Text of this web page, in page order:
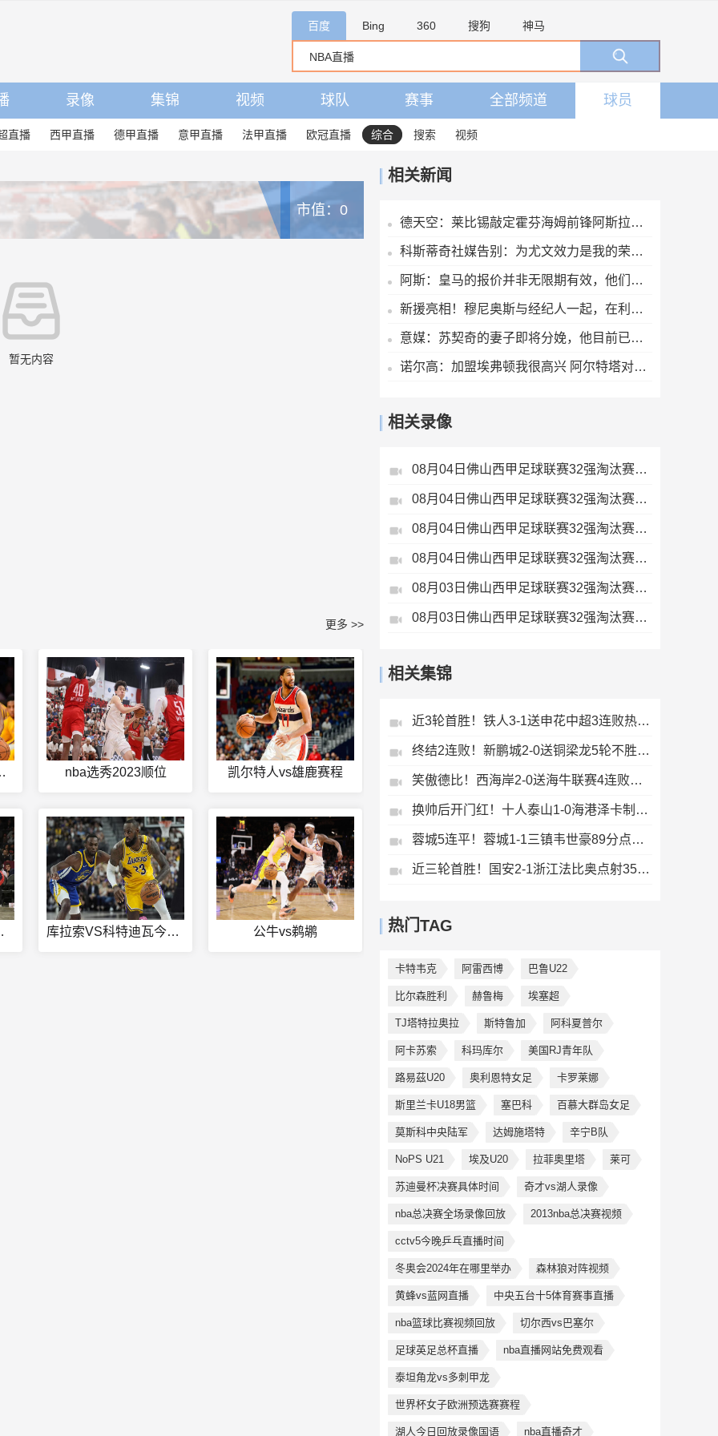
百度 Bing 360 搜狗 神马
录像 集锦 视频 球队 赛事 全部频道 球员
直播 西甲直播 德甲直播 意甲直播 法甲直播 欧冠直播 综合 搜索 视频
市值：0
暂无内容
更多 >>
谁赢了 nba选秀2023顺位 凯尔特人vs雄鹿赛程
观看 库拉索VS科特迪瓦今日赛事直播 公牛vs鹈鹕
相关新闻
德天空：莱比锡敲定霍芬海姆前锋阿斯拉尼，转会费约2500万欧
科斯蒂奇社媒告别：为尤文效力是我的荣幸，感谢大家的支持
阿斯：皇马的报价并非无限期有效，他们希望维尼修斯迅速回应
新援亮相！穆尼奥斯与经纪人一起，在利物浦训练中心拍下合影
意媒：苏契奇的妻子即将分娩，他目前已离开国米集训营返回意大利
诺尔高：加盟埃弗顿我很高兴 阿尔特塔对埃弗顿、莫耶斯充满赞美
相关录像
08月04日佛山西甲足球联赛32强淘汰赛广东西南建设VS香港圣徒全场录像
08月04日佛山西甲足球联赛32强淘汰赛藝品高國際VS湛江狂狼·粵辉能源全场录像
08月04日佛山西甲足球联赛32强淘汰赛肇庆恒骏成VS三七互娱全场录像
08月04日佛山西甲足球联赛32强淘汰赛贪玩游戏VS美的薪火全场录像
08月03日佛山西甲足球联赛32强淘汰赛广东客家青年VS广州英华思力U17全场录像
08月03日佛山西甲足球联赛32强淘汰赛三水乐民兴健力宝VS中国澳门澳科精英全场录像
相关集锦
近3轮首胜！铁人3-1送申花中超3连败热菲尼奥双响邦本宜裕传射
终结2连败！新鹏城2-0送铜梁龙5轮不胜37岁姜至鹏破门韦斯利建功
笑傲德比！西海岸2-0送海牛联赛4连败海牛仍垫底西海岸升至第二
换帅后开门红！十人泰山1-0海港泽卡制胜于金永扑点海港三球被吹
蓉城5连平！蓉城1-1三镇韦世豪89分点射救主费利佩造点李昂破门
近三轮首胜！国安2-1浙江法比奥点射35岁张稀哲制胜王钰栋送助攻
热门TAG
卡特韦克 阿雷西博 巴鲁U22
比尔森胜利 赫鲁梅 埃塞超
TJ塔特拉奥拉 斯特鲁加 阿科夏普尔
阿卡苏索 科玛库尔 美国RJ青年队
路易茲U20 奥利恩特女足 卡罗莱娜
斯里兰卡U18男篮 塞巴科 百慕大群岛女足
莫斯科中央陆军 达姆施塔特 辛宁B队
NoPS U21 埃及U20 拉菲奥里塔 莱可
苏迪曼杯决赛具体时间 奇才vs湖人录像
nba总决赛全场录像回放 2013nba总决赛视频
cctv5今晚乒乓直播时间
冬奥会2024年在哪里举办 森林狼对阵视频
黄蜂vs蓝网直播 中央五台十5体育赛事直播
nba篮球比赛视频回放 切尔西vs巴塞尔
足球英足总杯直播 nba直播网站免费观看
泰坦角龙vs多刺甲龙
世界杯女子欧洲预选赛赛程
湖人今日回放录像国语 nba直播奇才